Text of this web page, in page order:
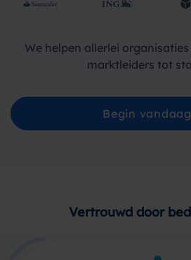
We helpen allerlei
marktleiders tot
Begin
Vertrouwd door